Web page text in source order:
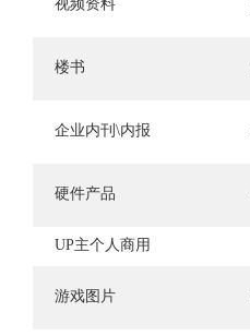
视频资料
楼书
企业内刊\内报
硬件产品
UP主个人商用
游戏图片